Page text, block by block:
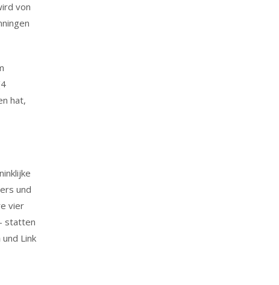
von
hat,
und
vier
statten
Link